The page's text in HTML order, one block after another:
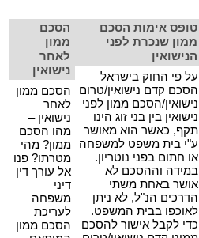
טופס אימות הסכם
ממון שנכרת לפני
הנישואין
על פי החוק בישראל
הסכם קדם נישואין/טרום
נישואין/הסכם ממון לפני
נישואין בין בני זוג הינו
תקף, כאשר הוא מאושר
ע"י בית משפט למשפחה
או חתום בפני נוטריון.
במידה וההסכם לא
אושר באחת משתי
הדרכים הנ"ל, לא ניתן
לאוכפו בבית המשפט.
כדי לקבל אישור להסכם
הסכם
ממון
לאחר
נישואין
הסכם ממון
לאחר
נישואין –
מהו הסכם
ממון? מהי
מטרתו? פנו
אל עורך דין
דיני
משפחה
לעריכת
הסכם ממון